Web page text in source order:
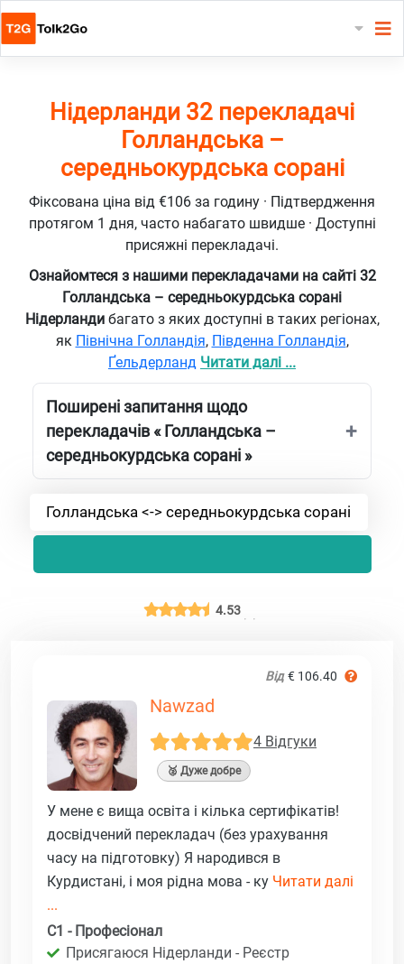
Нідерланди 32 перекладачі
Голландська –
середньокурдська сорані
Фіксована ціна від €106 за годину · Підтвердження
протягом 1 дня, часто набагато швидше · Доступні
присяжні перекладачі.
Ознайомтеся з нашими перекладачами на сайті 32
Голландська – середньокурдська сорані
Нідерланди багато з яких доступні в таких регіонах,
як Північна Голландія, Південна Голландія,
Ґельдерланд Читати далі ...
Поширені запитання щодо
перекладачів « Голландська –
середньокурдська сорані »
Голландська <-> середньокурдська сорані
4.53
Від € 106.40
Nawzad
4 Відгуки
🥈 Дуже добре
У мене є вища освіта і кілька сертифікатів!
досвідчений перекладач (без урахування
часу на підготовку) Я народився в
Курдистані, і моя рідна мова - ку Читати далі
...
C1 - Професіонал
Присягаюся Нідерланди - Реєстр